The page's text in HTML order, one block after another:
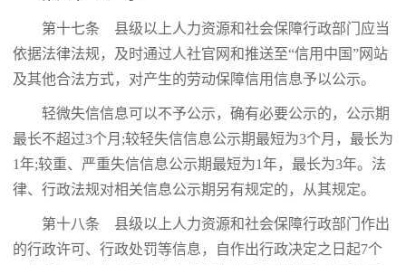
第十七条 县级以上人力资源和社会保障行政部门应当
依据法律法规，及时通过人社官网和推送至“信用中国”网站
及其他合法方式，对产生的劳动保障信用信息予以公示。
轻微失信信息可以不予公示，确有必要公示的，公示期
最长不超过3个月;较轻失信信息公示期最短为3个月，最长为
1年;较重、严重失信信息公示期最短为1年，最长为3年。法
律、行政法规对相关信息公示期另有规定的，从其规定。
第十八条 县级以上人力资源和社会保障行政部门作出
的行政许可、行政处罚等信息，自作出行政决定之日起7个